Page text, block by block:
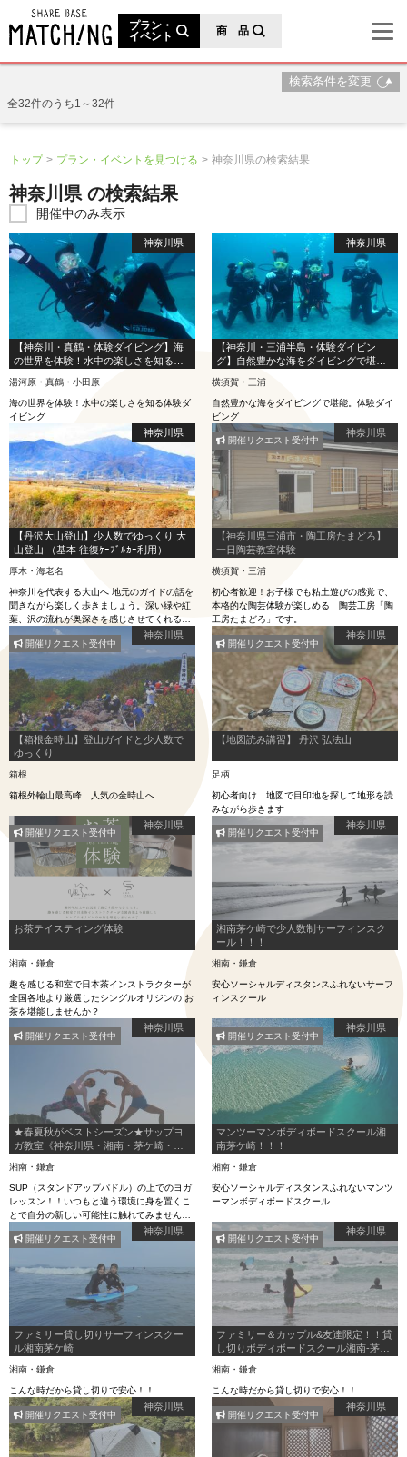
プラン・
イベント
商 品
検索条件を変更
全32件のうち1～32件
トップ プラン・イベントを見つける 神奈川県の検索結果
神奈川県 の検索結果
開催中のみ表示
神奈川県
【神奈川・真鶴・体験ダイビング】海
の世界を体験！水中の楽しさを知る体
湯河原・真鶴・小田原
海の世界を体験！水中の楽しさを知る体験ダ
イビング
神奈川県
【神奈川・三浦半島・体験ダイビン
グ】自然豊かな海をダイビングで堪
横須賀・三浦
自然豊かな海をダイビングで堪能。体験ダイ
ビング
神奈川県
【丹沢大山登山】少人数でゆっくり 大
山登山 （基本 往復ｹｰﾌﾞﾙｶｰ利用）
厚木・海老名
神奈川を代表する大山へ 地元のガイドの話を
聞きながら楽しく歩きましょう。深い緑や紅
葉、沢の流れが奥深さを感じさせてくれるで
神奈川県
【神奈川県三浦市・陶工房たまどろ】
一日陶芸教室体験
横須賀・三浦
初心者歓迎！お子様でも粘土遊びの感覚で、
本格的な陶芸体験が楽しめる 陶芸工房「陶
工房たまどろ」です。
開催リクエスト受付中
神奈川県
【箱根金時山】登山ガイドと少人数で
ゆっくり
箱根
箱根外輪山最高峰 人気の金時山へ
開催リクエスト受付中
神奈川県
【地図読み講習】 丹沢 弘法山
足柄
初心者向け 地図で目印地を探して地形を読
みながら歩きます
開催リクエスト受付中
神奈川県
お茶テイスティング体験
湘南・鎌倉
趣を感じる和室で日本茶インストラクターが
全国各地より厳選したシングルオリジンの お
茶を堪能しませんか？
開催リクエスト受付中
神奈川県
湘南茅ケ崎で少人数制サーフィンスク
ール！！！
湘南・鎌倉
安心ソーシャルディスタンスふれないサーフ
ィンスクール
開催リクエスト受付中
神奈川県
★春夏秋がベストシーズン★サップヨ
ガ教室《神奈川県・湘南・茅ケ崎・
歓迎☝
湘南・鎌倉
SUP（スタンドアップパドル）の上でのヨガ
レッスン！！いつもと違う環境に身を置くこ
とで自分の新しい可能性に触れてみません
開催リクエスト受付中
神奈川県
マンツーマンボディボードスクール湘
南茅ケ崎！！！
湘南・鎌倉
安心ソーシャルディスタンスふれないマンツ
ーマンボディボードスクール
開催リクエスト受付中
神奈川県
ファミリー貸し切りサーフィンスクー
ル湘南茅ケ崎
湘南・鎌倉
こんな時だから貸し切りで安心！！
開催リクエスト受付中
神奈川県
ファミリー＆カップル&友達限定！！貸
し切りボディボードスクール湘南-茅ケ
湘南・鎌倉
こんな時だから貸し切りで安心！！
開催リクエスト受付中
神奈川県
開催リクエスト受付中
神奈川県
開催リクエスト受付中